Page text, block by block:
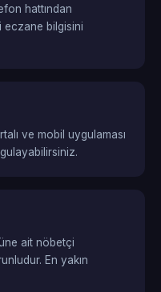
hattından
eczane bilgisini
ve mobil uygulaması
ait nöbetçi
En yakın